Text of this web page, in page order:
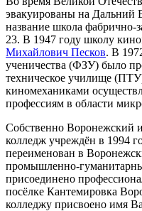
эвакуированы на Дальний
название школа
23. В 1947 году школу
Михайлович Песков. В
ученичества (ФЗУ) было
техническое училище
киномеханиками
профессиям в области
Собственно Воронежский
колледж учреждён в 1994
переименован в
промышленно-
присоединено
посёлке Кантемировка
колледжу присвоено имя